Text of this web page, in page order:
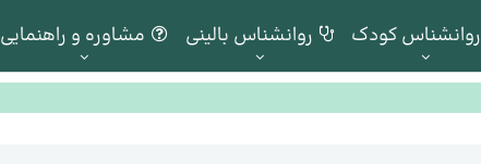
روانشناس کودک روانشناس بالینی مشاوره و راهنمایی